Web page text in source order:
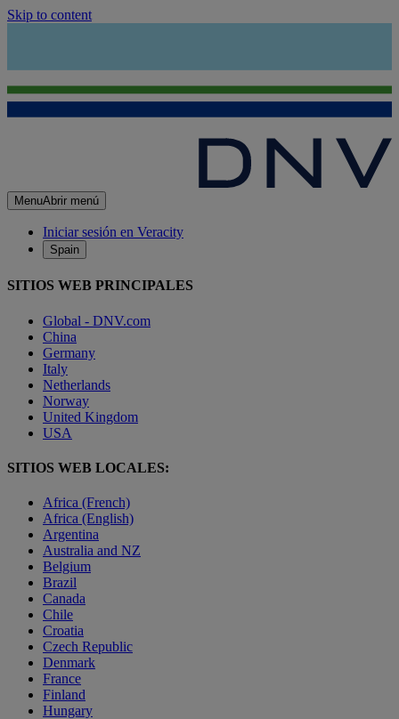
Skip to content
MenuAbrir menú
Iniciar sesión en Veracity
Spain
SITIOS WEB PRINCIPALES
Global - DNV.com
China
Germany
Italy
Netherlands
Norway
United Kingdom
USA
SITIOS WEB LOCALES:
Africa (French)
Africa (English)
Argentina
Australia and NZ
Belgium
Brazil
Canada
Chile
Croatia
Czech Republic
Denmark
France
Finland
Hungary